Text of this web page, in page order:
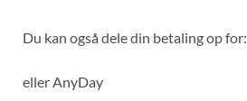
Du kan også dele din betaling op for:
eller AnyDay